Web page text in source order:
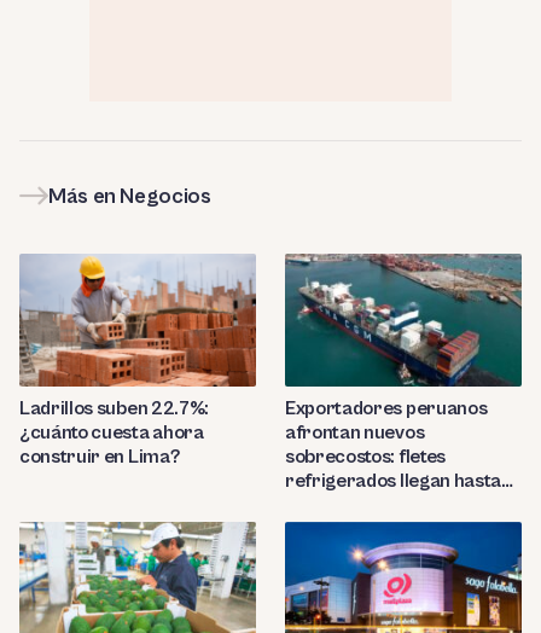
Más en Negocios
Ladrillos suben 22.7%:
¿cuánto cuesta ahora
construir en Lima?
Exportadores peruanos
afrontan nuevos
sobrecostos: fletes
refrigerados llegan hasta